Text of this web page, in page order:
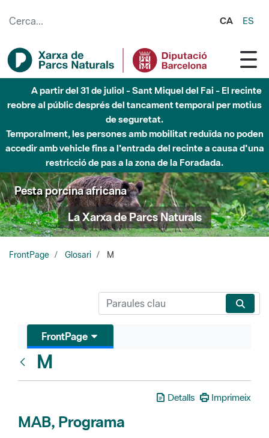
CA ES
A partir del 31 de juliol - Sant Miquel del Fai - El recinte
reobre al públic després del tancament temporal per motius
de seguretat.
Temporalment, les persones amb mobilitat reduïda no poden
accedir amb vehicle fins a l'entrada del recinte a causa d'una
restricció de pas a la zona de la Foradada.
Pesta porcina africana
La Xarxa de Parcs Naturals
FrontPage Glosari M
FrontPage
M
Detalls Imprimeix
MAB, Programa